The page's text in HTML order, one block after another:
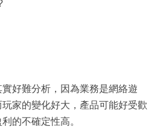
好難分析，因為業務是網絡遊
家的變化好大，產品可能好受歡
的不確定性高。